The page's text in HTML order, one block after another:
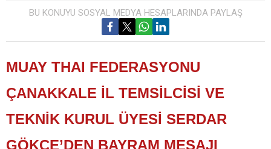
BU KONUYU SOSYAL MEDYA HESAPLARINDA PAYLAŞ
MUAY THAI FEDERASYONU
ÇANAKKALE İL TEMSİLCİSİ VE
TEKNİK KURUL ÜYESİ SERDAR
GÖKÇE’DEN BAYRAM MESAJI